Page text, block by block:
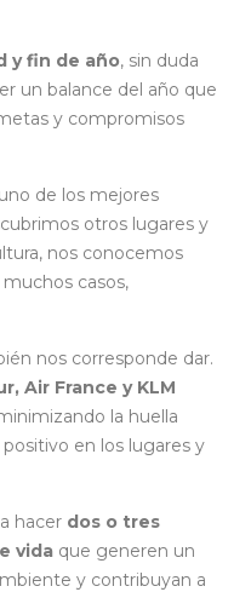
y fin de año, sin duda
un balance del año que
y compromisos
de los mejores
otros lugares y
nos conocemos
casos,
nos corresponde dar.
Air France y KLM
la huella
en los lugares y
hacer dos o tres
vida que generen un
y contribuyan a